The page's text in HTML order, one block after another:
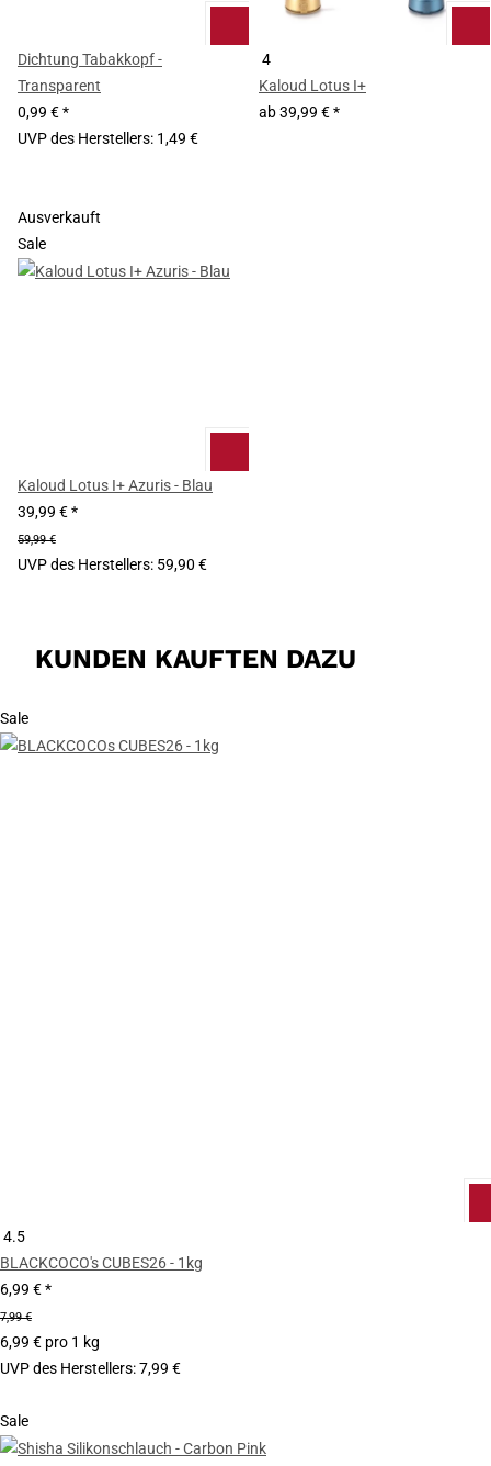
Dichtung Tabakkopf -
Transparent
0,99 €*
UVP des Herstellers: 1,49 €
4
Kaloud Lotus I+
ab39,99 €*
Ausverkauft
Sale
Kaloud Lotus I+ Azuris - Blau
39,99 €*
59,99 €
UVP des Herstellers: 59,90 €
KUNDEN KAUFTEN DAZU
Sale
4.5
BLACKCOCO's CUBES26 - 1kg
6,99 €*
7,99 €
6,99 € pro 1 kg
UVP des Herstellers:7,99 €
Sale